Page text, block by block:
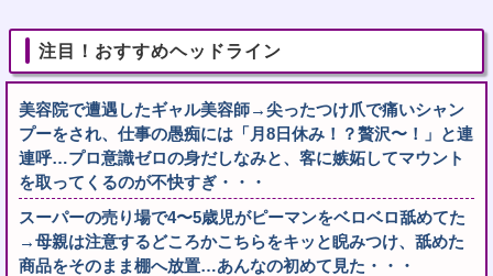
注目！おすすめヘッドライン
美容院で遭遇したギャル美容師→尖ったつけ爪で痛いシャン
プーをされ、仕事の愚痴には「月8日休み！？贅沢〜！」と連
連呼…プロ意識ゼロの身だしなみと、客に嫉妬してマウント
を取ってくるのが不快すぎ・・・
スーパーの売り場で4〜5歳児がピーマンをベロベロ舐めてた
→母親は注意するどころかこちらをキッと睨みつけ、舐めた
商品をそのまま棚へ放置…あんなの初めて見た・・・